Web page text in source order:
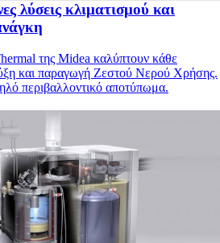
λύσεις κλιματισμού και
της Midea καλύπτουν κάθε
και παραγωγή Ζεστού Νερού Χρήσης.
περιβαλλοντικό αποτύπωμα.